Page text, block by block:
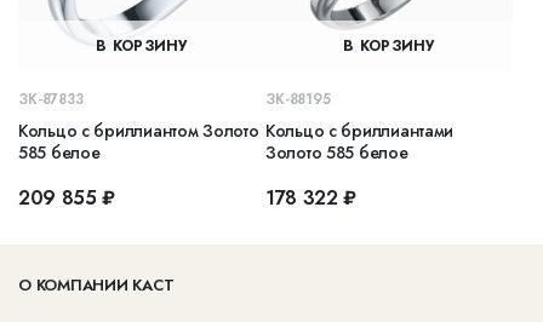
В КОРЗИНУ
ЗК-87833
Кольцо с бриллиантом Золото
585 белое
209 855 ₽
В КОРЗИНУ
ЗК-88195
Кольцо с бриллиантами
Золото 585 белое
178 322 ₽
О КОМПАНИИ КАСТ